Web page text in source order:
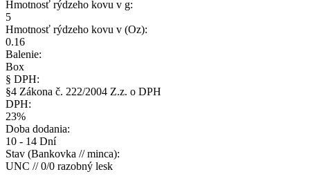
Hmotnosť rýdzeho kovu v g:
5
Hmotnosť rýdzeho kovu v (Oz):
0.16
Balenie:
Box
§ DPH:
§4 Zákona č. 222/2004 Z.z. o DPH
DPH:
23%
Doba dodania:
10 - 14 Dní
Stav (Bankovka // minca):
UNC // 0/0 razobný lesk